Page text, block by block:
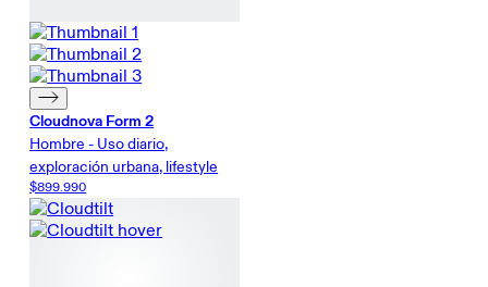
Cloudnova Form 2
Hombre - Uso diario,
exploración urbana, lifestyle
$899.990